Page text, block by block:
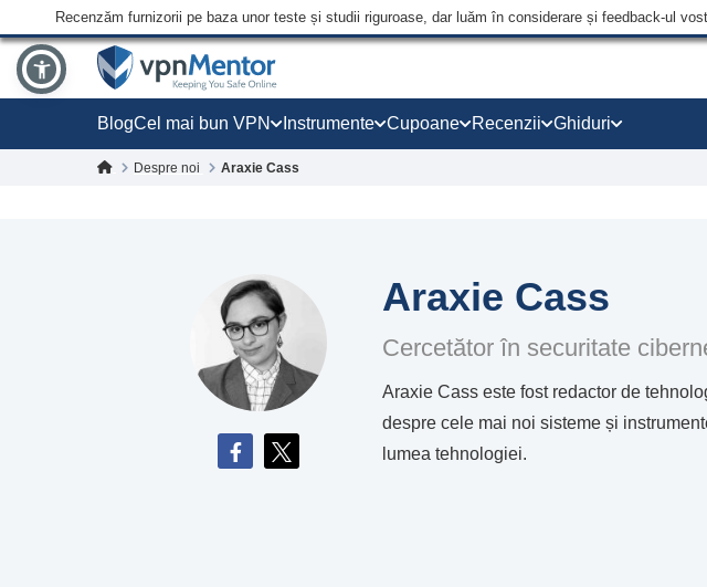
Recenzăm furnizorii pe baza unor teste și studii riguroase, dar luăm în considerare și feedback-ul
BlogCel mai bun VPN Instrumente Cupoane Recenzii Ghiduri
Despre noi Araxie Cass
Araxie Cass
Cercetător în securitate
Araxie Cass este fost redactor de
despre cele mai noi sisteme și
lumea tehnologiei.